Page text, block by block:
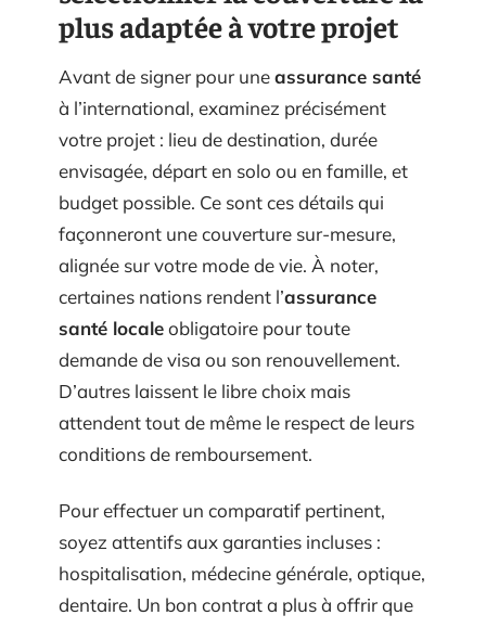
plus adaptée à votre projet
Avant de signer pour uneassurance santé
à l’international, examinez précisément
votre projet : lieu de destination, durée
envisagée, départ en solo ou en famille, et
budget possible. Ce sont ces détails qui
façonneront une couverture sur-mesure,
alignée sur votre mode de vie. À noter,
certaines nations rendent l’assurance
santé localeobligatoire pour toute
demande de visa ou son renouvellement.
D’autres laissent le libre choix mais
attendent tout de même le respect de leurs
conditions de remboursement.
Pour effectuer un comparatif pertinent,
soyez attentifs aux garanties incluses :
hospitalisation, médecine générale, optique,
dentaire. Un bon contrat a plus à offrir que